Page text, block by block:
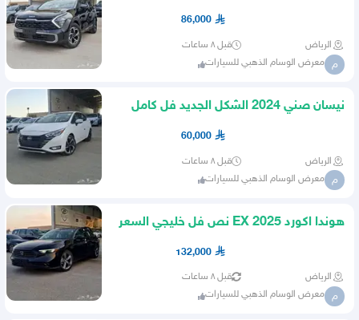
86,000
الرياض قبل ٨ ساعات
م معرض الوسام الذهبي للسيارات
نيسان صني 2024 الشكل الجديد فل كامل
60,000
الرياض قبل ٨ ساعات
م معرض الوسام الذهبي للسيارات
هوندا اكورد 2025 EX نص فل خليجي السعر
132,000
الرياض قبل ٨ ساعات
م معرض الوسام الذهبي للسيارات